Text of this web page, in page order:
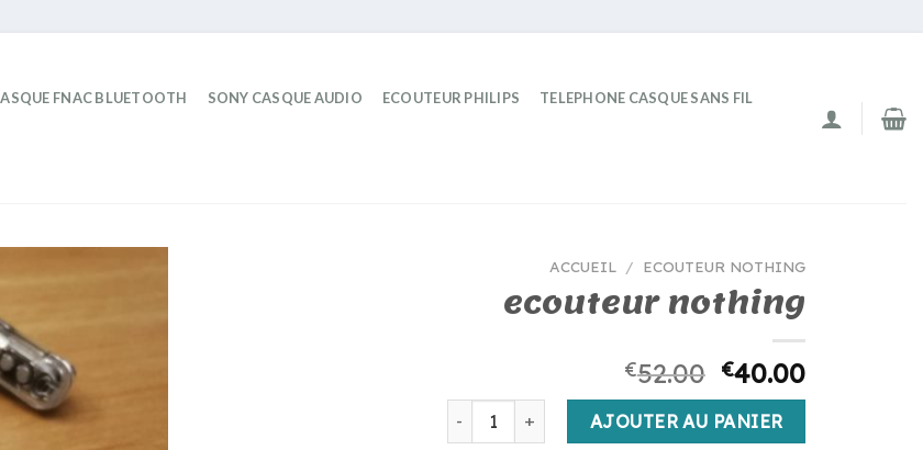
FNAC BLUETOOTH SONY CASQUE AUDIO ECOUTEUR PHILIPS TELEPHONE CASQUE SANS FIL
ACCUEIL / ECOUTEUR NOTHING
ecouteur nothing
€52.00 €40.00
quantité de ecouteur nothingAJOUTER AU PANIER